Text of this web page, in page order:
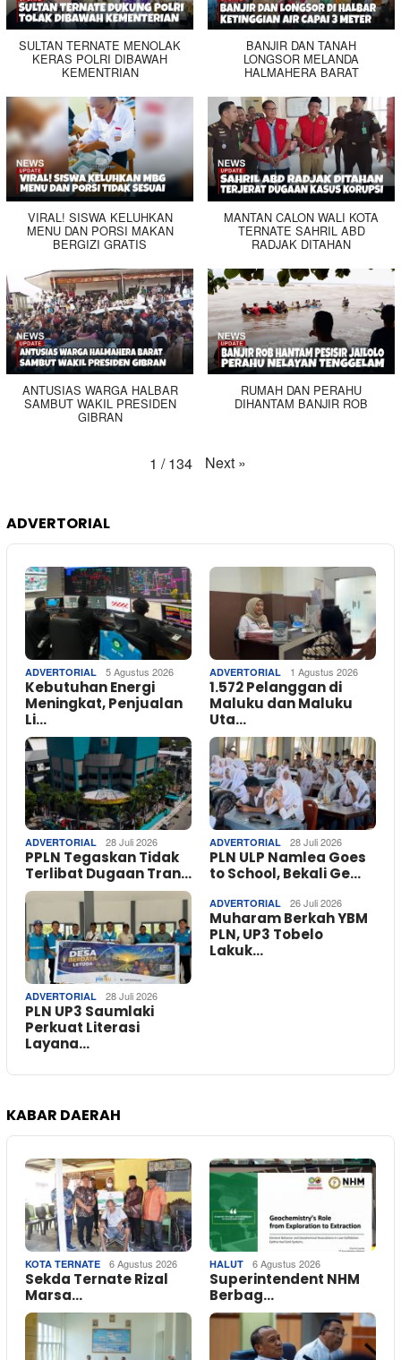
SULTAN TERNATE MENOLAK
KERAS POLRI DIBAWAH
KEMENTRIAN
BANJIR DAN TANAH
LONGSOR MELANDA
HALMAHERA BARAT
VIRAL! SISWA KELUHKAN
MENU DAN PORSI MAKAN
BERGIZI GRATIS
MANTAN CALON WALI KOTA
TERNATE SAHRIL ABD
RADJAK DITAHAN
ANTUSIAS WARGA HALBAR
SAMBUT WAKIL PRESIDEN
GIBRAN
RUMAH DAN PERAHU
DIHANTAM BANJIR ROB
1 / 134 Next »
ADVERTORIAL
ADVERTORIAL 5 Agustus 2026
Kebutuhan Energi
Meningkat, Penjualan
Li…
ADVERTORIAL 1 Agustus 2026
1.572 Pelanggan di
Maluku dan Maluku
Uta…
ADVERTORIAL 28 Juli 2026
PPLN Tegaskan Tidak
Terlibat Dugaan Tran…
ADVERTORIAL 28 Juli 2026
PLN ULP Namlea Goes
to School, Bekali Ge…
ADVERTORIAL 28 Juli 2026
PLN UP3 Saumlaki
Perkuat Literasi
Layana…
ADVERTORIAL 26 Juli 2026
Muharam Berkah YBM
PLN, UP3 Tobelo
Lakuk…
KABAR DAERAH
KOTA TERNATE 6 Agustus 2026
Sekda Ternate Rizal
Marsa…
HALUT 6 Agustus 2026
Superintendent NHM
Berbag…